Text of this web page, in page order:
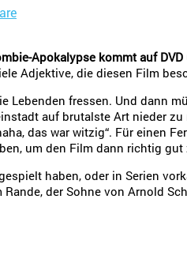
Apokalypse kommt auf DVD
Adjektive, die diesen Film
fressen. Und dann
auf brutalste Art nieder
das war witzig“. Für einen
um den Film dann richtig gut
haben, oder in Serien
der Sohne von Arnold